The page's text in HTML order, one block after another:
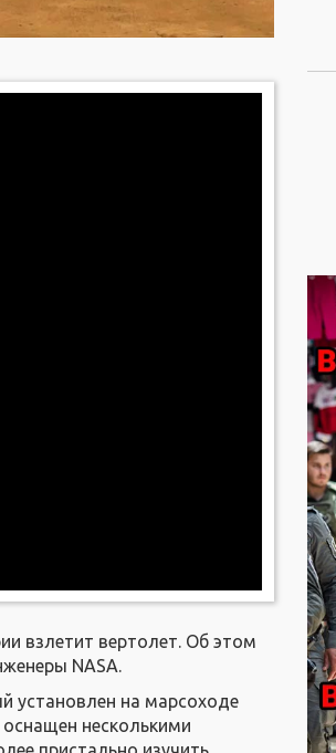
взлетит вертолет. Об этом
NASA.
установлен на марсоходе
несколькими